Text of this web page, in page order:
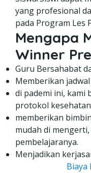
yang profesional
pada Program Les
Mengapa
Winner
Guru Bersahabat
Memberikan
di pademi ini,
protokol
memberikan
mudah di
pembelajaranya.
Menjadikan
Biaya